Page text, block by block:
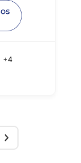
+4